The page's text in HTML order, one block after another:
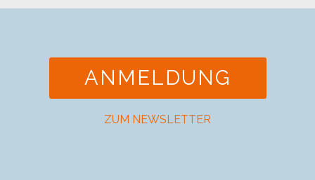
ANMELDUNG
ZUM NEWSLETTER